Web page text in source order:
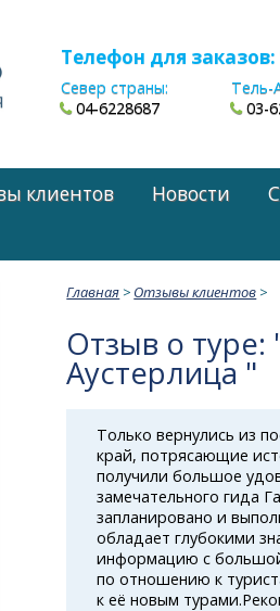
Телефон для заказов:
Север страны:
04-6228687
Тель-
03-
клиентов Новости
Главная > Отзывы клиентов >
Отзыв о
Аустерлица "
Только вернулись из
край, потрясающие
получили большое
замечательного гида
запланировано и
обладает глубокими
информацию с
по отношению к
к её новым